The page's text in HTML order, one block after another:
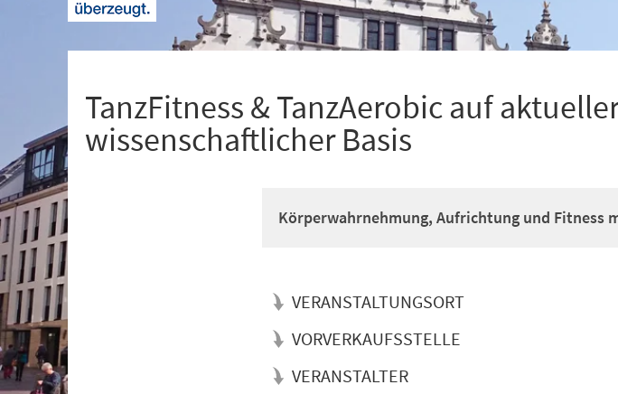
TanzFitness & TanzAerobic auf
wissenschaftlicher Basis
Körperwahrnehmung, Aufrichtung und Fitness
VERANSTALTUNGSORT
VORVERKAUFSSTELLE
VERANSTALTER